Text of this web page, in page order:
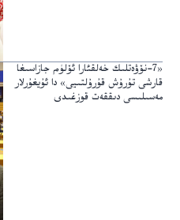
«7-نۆۋەتلىك خەلقئارا ئۆلۈم جازاسىغا
قارشى تۇرۇش قۇرۇلتىيى» دا ئۇيغۇرلار
مەسىلىسى دىققەت قوزغىدى